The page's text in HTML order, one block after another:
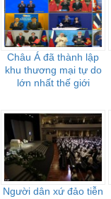
Châu Á đã thành lập
khu thương mại tự do
lớn nhất thế giới
Người dân xứ đảo tiễn